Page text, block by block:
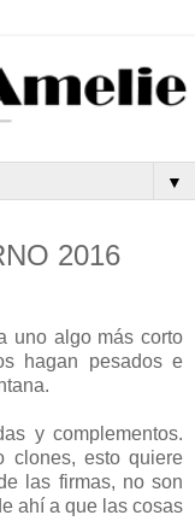
▼
2016
uno algo más corto
hagan pesados e
y complementos.
clones, esto quiere
las firmas, no son
ahí a que las cosas